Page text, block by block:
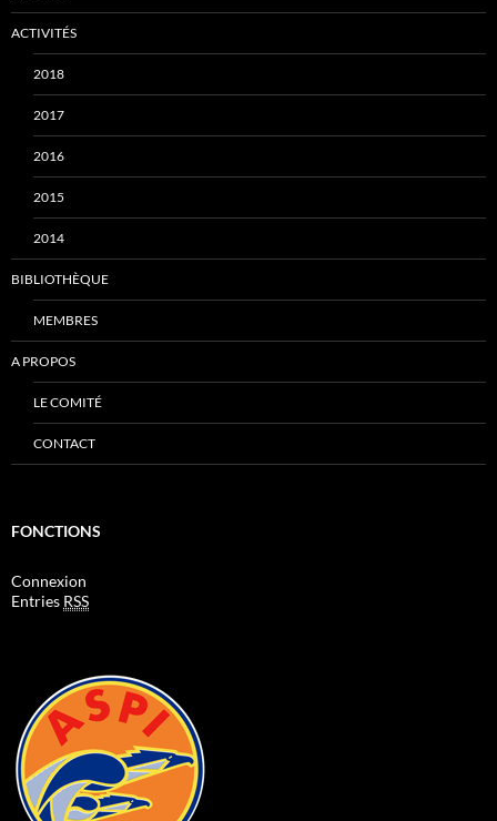
ACTIVITÉS
2018
2017
2016
2015
2014
BIBLIOTHÈQUE
MEMBRES
A PROPOS
LE COMITÉ
CONTACT
FONCTIONS
Connexion
Entries RSS